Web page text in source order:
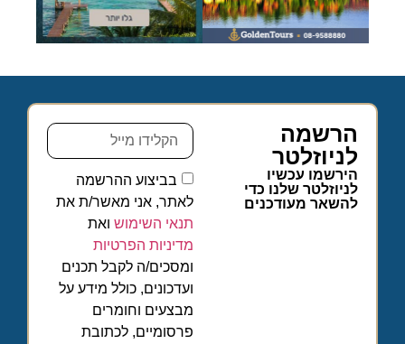
הרשמה
לניוזלטר
הירשמו עכשיו
לניוזלטר שלנו כדי
להשאר מעודכנים
בביצוע ההרשמה
לאתר, אני מאשר/ת את
תנאי השימוש ואת
מדיניות הפרטיות
ומסכים/ה לקבל תכנים
ועדכונים, כולל מידע על
מבצעים וחומרים
פרסומיים, לכתובת